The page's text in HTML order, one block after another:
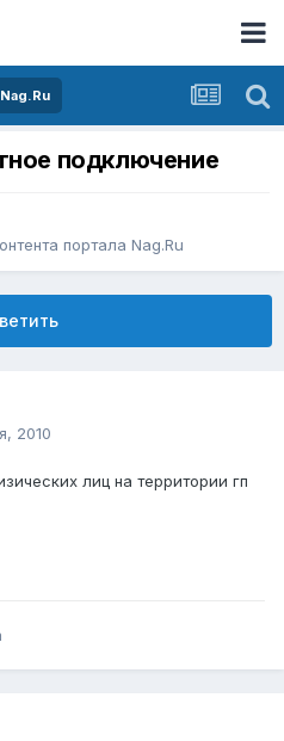
подключение
портала Nag.Ru
2010
лиц на территории гп